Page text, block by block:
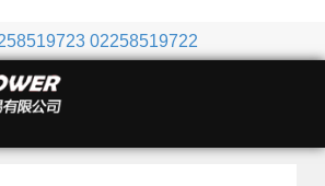
02258519722